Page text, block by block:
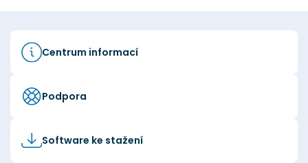
Centrum informací
Podpora
Software ke stažení